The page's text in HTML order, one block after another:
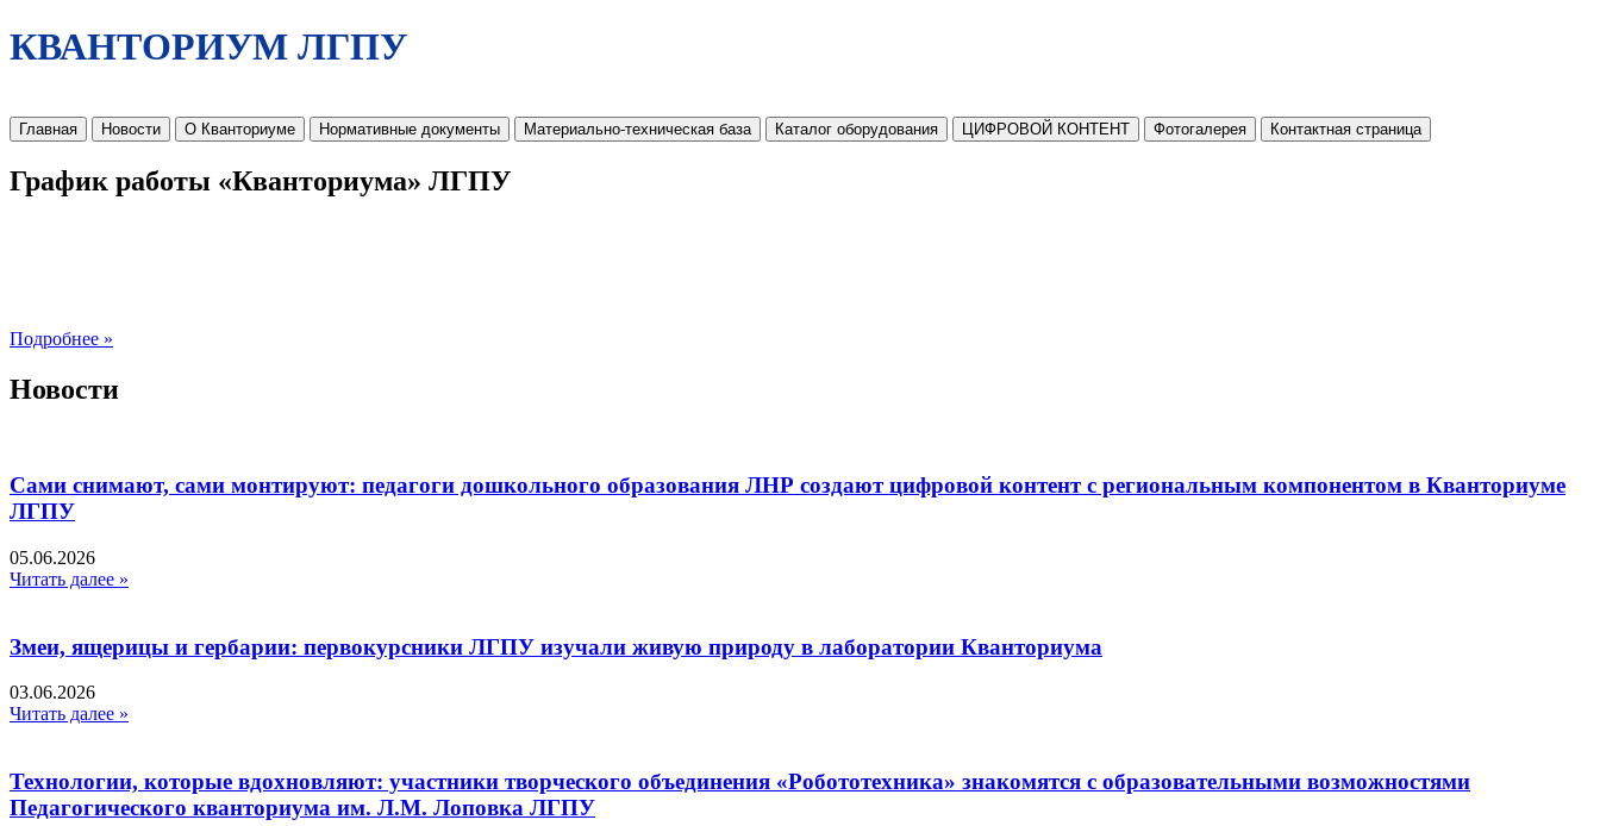
КВАНТОРИУМ ЛГПУ
Главная Новости О Кванториуме Нормативные документы Материально-техническая база Каталог оборудования ЦИФРОВОЙ КОНТЕНТ Фотогалерея Контактная страница
График работы «Кванториума» ЛГПУ
Подробнее »
Новости
Сами снимают, сами монтируют: педагоги дошкольного образования ЛНР создают цифровой контент с региональным компонентом в Кванториуме
ЛГПУ​
05.06.2026
Читать далее »
Змеи, ящерицы и гербарии: первокурсники ЛГПУ изучали живую природу в лаборатории Кванториума
03.06.2026
Читать далее »
Технологии, которые вдохновляют: участники творческого объединения «Робототехника» знакомятся с образовательными возможностями
Педагогического кванториума им. Л.М. Лоповка ЛГПУ